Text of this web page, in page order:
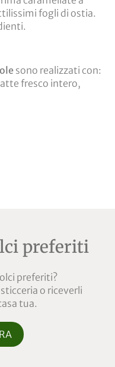
fogli di ostia.
sono realizzati con:
fresco intero,
preferiti
preferiti?
o riceverli
tua.